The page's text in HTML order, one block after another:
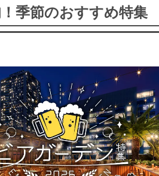
季節のおすすめ特集